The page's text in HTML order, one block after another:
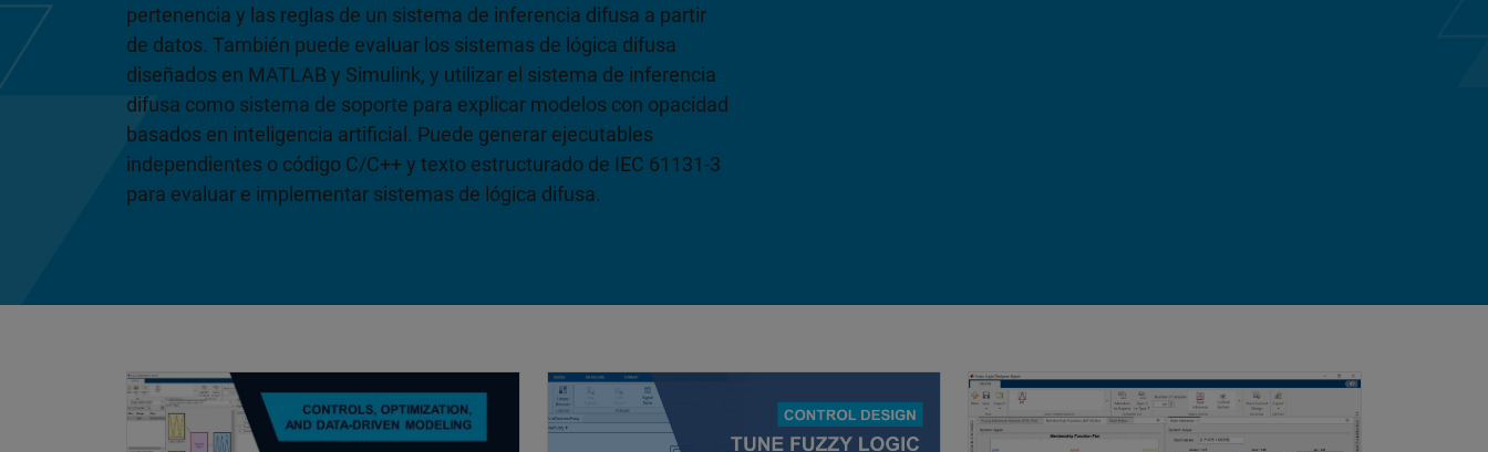
pertenencia y las reglas de un sistema de inferencia difusa a partir
de datos. También puede evaluar los sistemas de lógica difusa
diseñados en MATLAB y Simulink, y utilizar el sistema de inferencia
difusa como sistema de soporte para explicar modelos con opacidad
basados en inteligencia artificial. Puede generar ejecutables
independientes o código C/C++ y texto estructurado de IEC 61131-3
para evaluar e implementar sistemas de lógica difusa.
Diseño de sistemas de inferencia difusa con la app Fuzzy Logic DesignerSistema de control de páncreas artificial con lógica difusa